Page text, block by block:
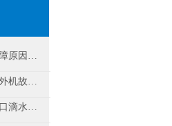
螺杆空压机异响故障原因与解决方案之二
推荐中央空调系统外机故障维修方法
上海中央空调出风口滴水的原因是什么？如何解决？